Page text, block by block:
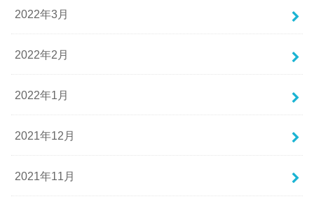
2022年3月
2022年2月
2022年1月
2021年12月
2021年11月